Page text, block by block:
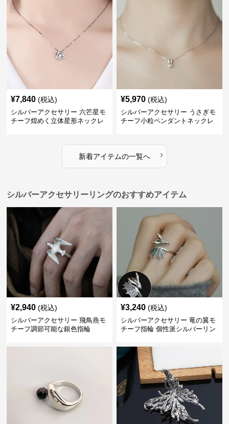
¥7,840 (税込)
シルバーアクセサリー 六芒星モ
チーフ煌めく立体星形ネックレ
¥5,970 (税込)
シルバーアクセサリー うさぎモ
チーフ小粒ペンダントネックレ
新着アイテムの一覧へ ›
シルバーアクセサリーリングのおすすめアイテム
¥2,940 (税込)
シルバーアクセサリー 飛鳥燕モ
チーフ調節可能な銀色指輪
¥3,240 (税込)
シルバーアクセサリー 竜の翼モ
チーフ指輪 個性派シルバーリン